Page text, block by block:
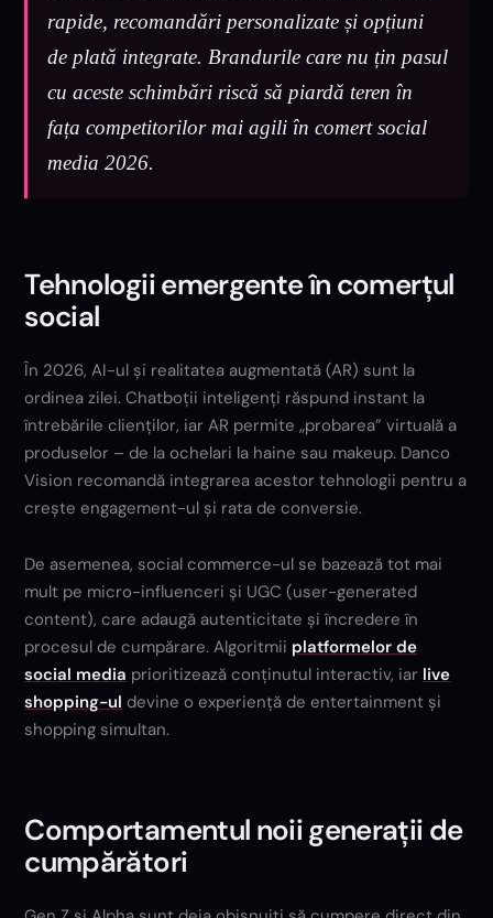
rapide, recomandări personalizate și opțiuni
de plată integrate. Brandurile care nu țin pasul
cu aceste schimbări riscă să piardă teren în
fața competitorilor mai agili în comert social
media 2026.
Tehnologii emergente în comerțul
social
În 2026, AI-ul și realitatea augmentată (AR) sunt la
ordinea zilei. Chatboții inteligenți răspund instant la
întrebările clienților, iar AR permite „probarea” virtuală a
produselor – de la ochelari la haine sau makeup. Danco
Vision recomandă integrarea acestor tehnologii pentru a
crește engagement-ul și rata de conversie.
De asemenea, social commerce-ul se bazează tot mai
mult pe micro-influenceri și UGC (user-generated
content), care adaugă autenticitate și încredere în
procesul de cumpărare. Algoritmii platformelor de
social media prioritizează conținutul interactiv, iar live
shopping-ul devine o experiență de entertainment și
shopping simultan.
Comportamentul noii generații de
cumpărători